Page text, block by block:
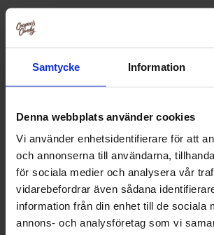
Samtycke Information
Denna webbplats använder cookies
Vi använder enhetsidentifierare för att
och annonserna till användarna,
för sociala medier och analysera vår
vidarebefordrar även sådana
information från din enhet till de sociala
annons- och analysföretag som vi
Red Band Salta Diamanter 1.18kg